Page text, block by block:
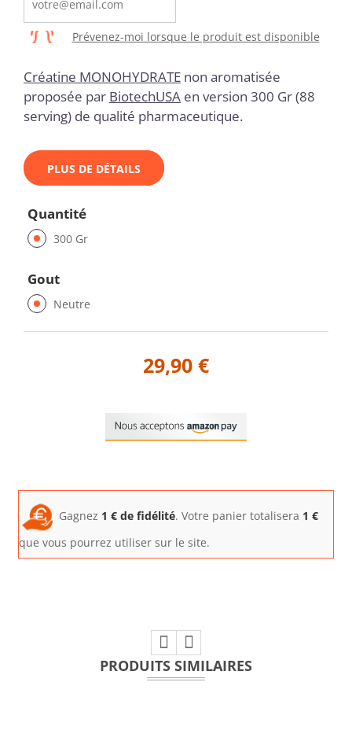
Prévenez-moi lorsque le produit est disponible
Créatine MONOHYDRATE non aromatisée
proposée par BiotechUSA en version 300 Gr (88
serving) de qualité pharmaceutique.
PLUS DE DÉTAILS
Quantité
300 Gr
Gout
Neutre
29,90 €
Gagnez 1 € de fidélité. Votre panier totalisera 1 €
que vous pourrez utiliser sur le site.
PRODUITS SIMILAIRES